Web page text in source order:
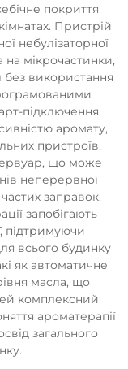
покриття
Пристрій
небулізаторної
на мікрочастинки,
без використання
підключення
аромату,
пристроїв.
що може
неперервної
заправок.
запобігають
підтримуючи
всього будинку
як автоматичне
масла, що
комплексний
ароматерапії
загального